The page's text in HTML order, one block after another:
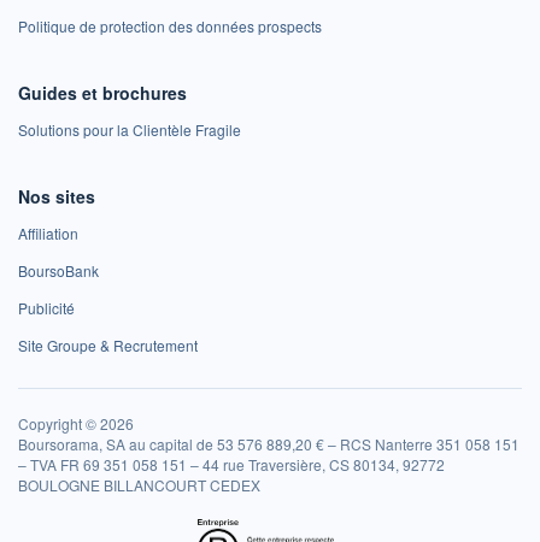
Politique de protection des données prospects
Guides et brochures
Solutions pour la Clientèle Fragile
Nos sites
Affiliation
BoursoBank
Publicité
Site Groupe & Recrutement
Copyright © 2026
Boursorama, SA au capital de 53 576 889,20 € – RCS Nanterre 351 058 151
– TVA FR 69 351 058 151 – 44 rue Traversière, CS 80134, 92772
BOULOGNE BILLANCOURT CEDEX